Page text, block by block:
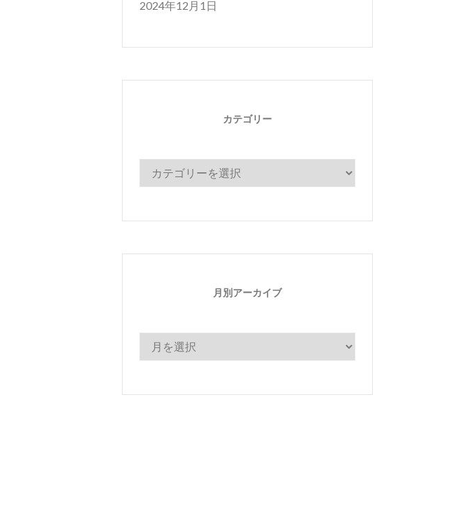
2024年12月1日
カテゴリー
テ
リ
月別アーカイブ
別
ー